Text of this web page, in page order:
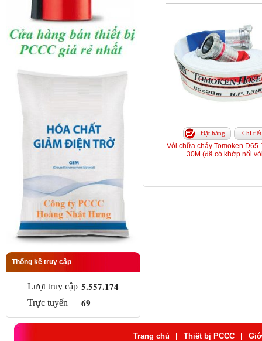
Thống kê truy cập
Lượt truy cập 5.557.174
Trực tuyến 69
Đặt hàng Chi tiết
Vòi chữa cháy Tomoken D65
30M (đã có khớp nối
Trang chủ Thiết bị PCCC